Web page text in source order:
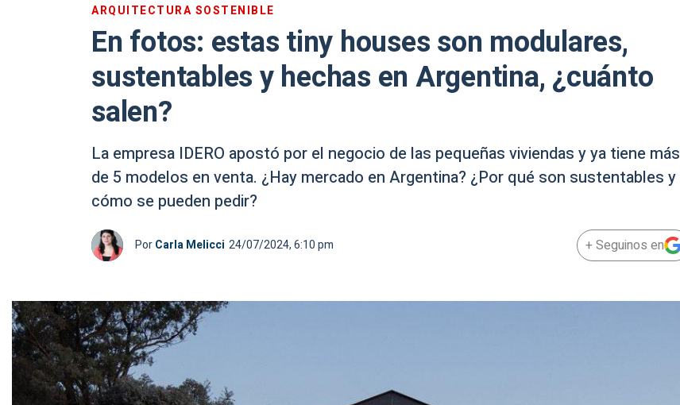
ARQUITECTURA SOSTENIBLE
En fotos: estas tiny houses son modulares,
sustentables y hechas en Argentina, ¿cuánto
salen?
La empresa IDERO apostó por el negocio de las pequeñas viviendas y ya tiene más
de 5 modelos en venta. ¿Hay mercado en Argentina? ¿Por qué son sustentables y
cómo se pueden pedir?
PorCarla Melicci 24/07/2024, 6:10 pm + Seguinos en